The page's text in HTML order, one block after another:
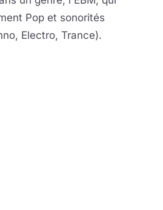
Pop et sonorités
Electro, Trance).